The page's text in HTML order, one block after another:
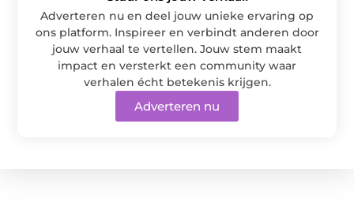
Adverteren nu en deel jouw unieke ervaring op
ons platform. Inspireer en verbindt anderen door
jouw verhaal te vertellen. Jouw stem maakt
impact en versterkt een community waar
verhalen écht betekenis krijgen.
Adverteren nu